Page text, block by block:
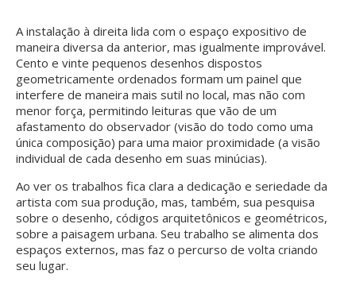
A instalação à direita lida com o espaço expositivo de
maneira diversa da anterior, mas igualmente improvável.
Cento e vinte pequenos desenhos dispostos
geometricamente ordenados formam um painel que
interfere de maneira mais sutil no local, mas não com
menor força, permitindo leituras que vão de um
afastamento do observador (visão do todo como uma
única composição) para uma maior proximidade (a visão
individual de cada desenho em suas minúcias).
Ao ver os trabalhos fica clara a dedicação e seriedade da
artista com sua produção, mas, também, sua pesquisa
sobre o desenho, códigos arquitetônicos e geométricos,
sobre a paisagem urbana. Seu trabalho se alimenta dos
espaços externos, mas faz o percurso de volta criando
seu lugar.